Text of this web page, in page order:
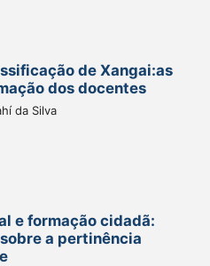
de Xangai:as
dos docentes
da Silva
e formação cidadã:
a pertinência